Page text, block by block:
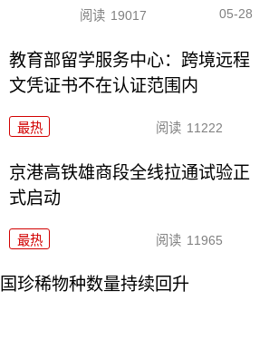
阅读 19017 05-28
教育部留学服务中心：跨境远程
文凭证书不在认证范围内
最热 阅读 11222
京港高铁雄商段全线拉通试验正
式启动
最热 阅读 11965
珍稀物种数量持续回升